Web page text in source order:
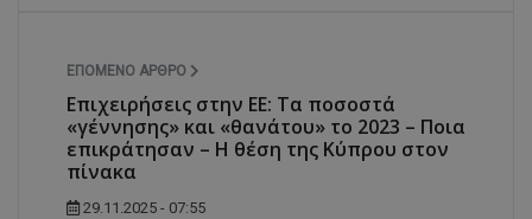
ΕΠΌΜΕΝΟ ΆΡΘΡΟ
Επιχειρήσεις στην ΕΕ: Τα ποσοστά
«γέννησης» και «θανάτου» το 2023 – Ποια
επικράτησαν – Η θέση της Κύπρου στον
πίνακα
29.11.2025 - 07:55